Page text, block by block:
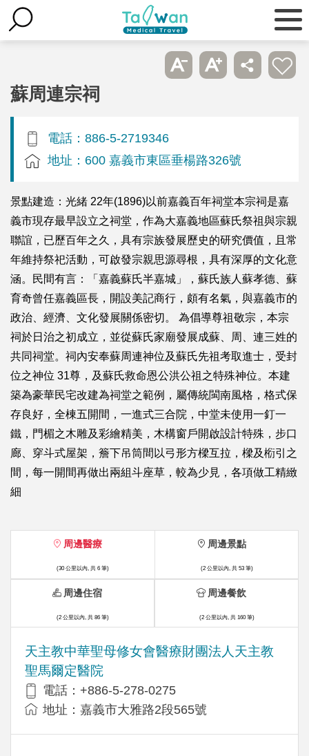
蘇周連宗祠
電話：886-5-2719346
地址：600 嘉義市東區垂楊路326號
景點建造：光緒 22年(1896)以前嘉義百年祠堂本宗祠是嘉
義市現存最早設立之祠堂，作為大嘉義地區蘇氏祭祖與宗親
聯誼，已歷百年之久，具有宗族發展歷史的研究價值，且常
年維持祭祀活動，可啟發宗親思源尋根，具有深厚的文化意
涵。民間有言：「嘉義蘇氏半嘉城」，蘇氏族人蘇孝德、蘇
育奇曾任嘉義區長，開設美記商行，頗有名氣，與嘉義市的
政治、經濟、文化發展關係密切。 為倡導尊祖敬宗，本宗
祠於日治之初成立，並從蘇氏家廟發展成蘇、周、連三姓的
共同祠堂。祠內安奉蘇周連神位及蘇氏先祖考取進士，受封
位之神位 31尊，及蘇氏救命恩公洪公祖之特殊神位。本建
築為豪華民宅改建為祠堂之範例，屬傳統閩南風格，格式保
存良好，全棟五開間，一進式三合院，中堂未使用一釘一
鐵，門楣之木雕及彩繪精美，木構窗戶開啟設計特殊，步口
廊、穿斗式屋架，簷下吊筒間以弓形方樑互拉，樑及椼引之
間，每一開間再做出兩組斗座草，較為少見，各項做工精緻
細
周邊醫療
(30 公里以內, 共 6 筆)
天主教中華聖母修女會醫療財團法人天主教
聖馬爾定醫院
電話：+886-5-278-0275
地址：嘉義市大雅路2段565號
周邊景點
(2 公里以內, 共 53 筆)
周邊住宿
(2 公里以內, 共 86 筆)
周邊餐飲
(2 公里以內, 共 160 筆)